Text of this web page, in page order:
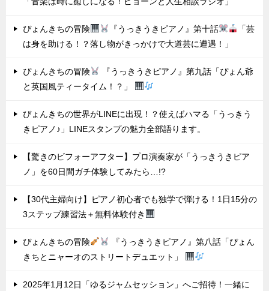
ぴょんきちの冒険 『うっきうきピアノ』第十話
「芸
は身を助ける！？落し物がきっかけで大道芸に遭遇！」
ぴょんきちの冒険
『うっきうきピアノ』第九話「ぴょん爺
と英国風ティータイム！？」
ぴょんきちの世界がLINEに出現！？使えばハマる「うっきう
きピアノ♪」LINEスタンプの魅力全部語ります。
【驚きのビフォーアフター】プロ演奏家が「うっきうきピア
ノ」を60日間ガチ体験してみたら…!?
【30代主婦向け】ピアノ初心者でも独学で弾ける！1日15分の
3ステップ練習法＋無料体験付き
ぴょんきちの冒険
『うっきうきピアノ』第八話「ぴょん
きちとニャーオのストリートデュエット」
2025年1月12日「ゆるジャムセッション」へご招待！一緒に